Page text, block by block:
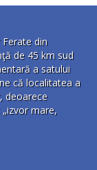
din
de 45 km sud
a satului
că localitatea a
deoarece
mare,